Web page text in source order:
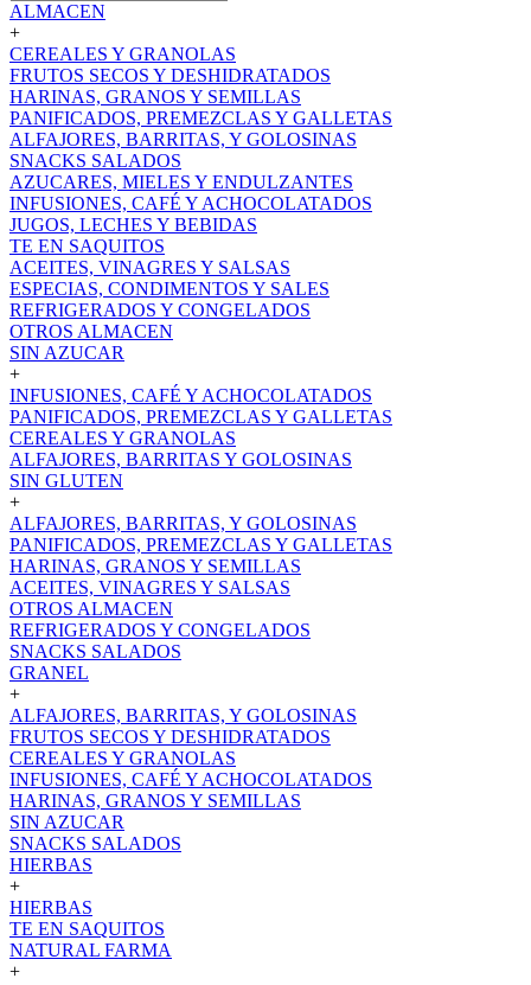
ALMACEN
+
CEREALES Y GRANOLAS
FRUTOS SECOS Y DESHIDRATADOS
HARINAS, GRANOS Y SEMILLAS
PANIFICADOS, PREMEZCLAS Y GALLETAS
ALFAJORES, BARRITAS, Y GOLOSINAS
SNACKS SALADOS
AZUCARES, MIELES Y ENDULZANTES
INFUSIONES, CAFÉ Y ACHOCOLATADOS
JUGOS, LECHES Y BEBIDAS
TE EN SAQUITOS
ACEITES, VINAGRES Y SALSAS
ESPECIAS, CONDIMENTOS Y SALES
REFRIGERADOS Y CONGELADOS
OTROS ALMACEN
SIN AZUCAR
+
INFUSIONES, CAFÉ Y ACHOCOLATADOS
PANIFICADOS, PREMEZCLAS Y GALLETAS
CEREALES Y GRANOLAS
ALFAJORES, BARRITAS Y GOLOSINAS
SIN GLUTEN
+
ALFAJORES, BARRITAS, Y GOLOSINAS
PANIFICADOS, PREMEZCLAS Y GALLETAS
HARINAS, GRANOS Y SEMILLAS
ACEITES, VINAGRES Y SALSAS
OTROS ALMACEN
REFRIGERADOS Y CONGELADOS
SNACKS SALADOS
GRANEL
+
ALFAJORES, BARRITAS, Y GOLOSINAS
FRUTOS SECOS Y DESHIDRATADOS
CEREALES Y GRANOLAS
INFUSIONES, CAFÉ Y ACHOCOLATADOS
HARINAS, GRANOS Y SEMILLAS
SIN AZUCAR
SNACKS SALADOS
HIERBAS
+
HIERBAS
TE EN SAQUITOS
NATURAL FARMA
+